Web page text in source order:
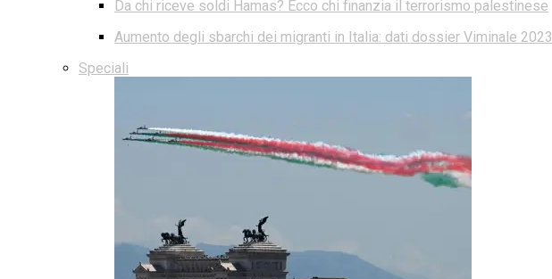
Da chi riceve soldi Hamas? Ecco chi finanzia il terrorismo palestinese
Aumento degli sbarchi dei migranti in Italia: dati dossier Viminale 2023
Speciali